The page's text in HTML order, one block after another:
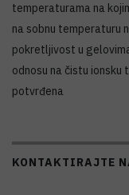
temperaturama na
na sobnu temperaturu
pokretljivost u
odnosu na čistu
potvrđena
KONTAKTIRAJTE